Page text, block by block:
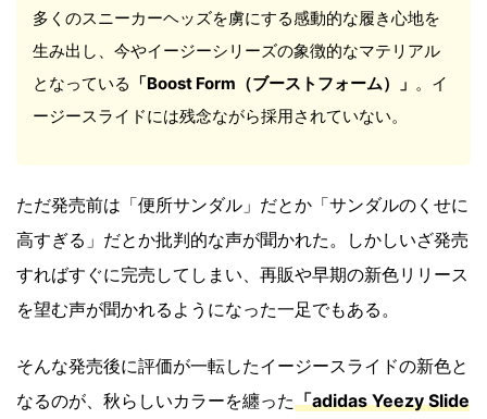
多くのスニーカーヘッズを虜にする感動的な履き心地を
生み出し、今やイージーシリーズの象徴的なマテリアル
となっている 「Boost Form（ブーストフォーム）」 。イ
ージースライドには残念ながら採用されていない。
ただ発売前は「便所サンダル」だとか「サンダルのくせに
高すぎる」だとか批判的な声が聞かれた。しかしいざ発売
すればすぐに完売してしまい、再販や早期の新色リリース
を望む声が聞かれるようになった一足でもある。
そんな発売後に評価が一転したイージースライドの新色と
なるのが、秋らしいカラーを纏った「adidas Yeezy Slide